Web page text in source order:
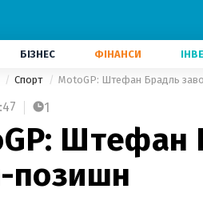
БІЗНЕС ФІНАНСИ
Спорт MotoGP: Штефан Брадль
1
Штефан
позишн